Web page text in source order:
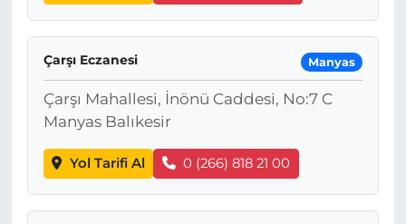
Çarşı Eczanesi Manyas
Çarşı Mahallesi, İnönü Caddesi, No:7 C
Manyas Balıkesir
Yol Tarifi Al 0 (266) 818 21 00